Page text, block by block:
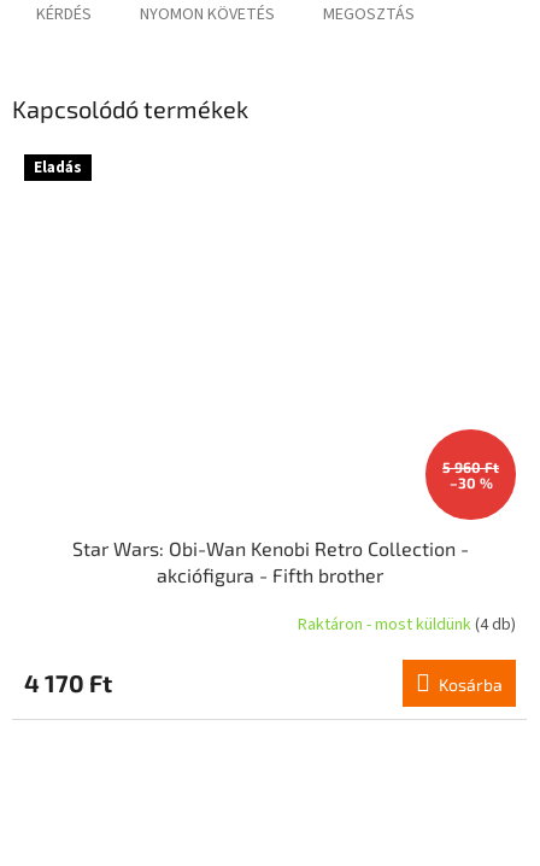
KÉRDÉS NYOMON KÖVETÉS MEGOSZTÁS
Kapcsolódó termékek
Eladás
5 960 Ft
–30 %
Star Wars: Obi-Wan Kenobi Retro Collection -
akciófigura - Fifth brother
Raktáron - most küldünk(4 db)
4 170 Ft Kosárba